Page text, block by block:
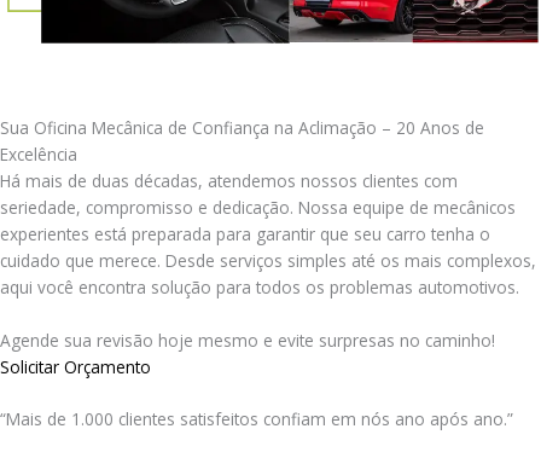
Sua Oficina Mecânica de Confiança na Aclimação – 20 Anos de
Excelência
Há mais de duas décadas, atendemos nossos clientes com
seriedade, compromisso e dedicação. Nossa equipe de mecânicos
experientes está preparada para garantir que seu carro tenha o
cuidado que merece. Desde serviços simples até os mais complexos,
aqui você encontra solução para todos os problemas automotivos.
Agende sua revisão hoje mesmo e evite surpresas no caminho!
Solicitar Orçamento
“Mais de 1.000 clientes satisfeitos confiam em nós ano após ano.”